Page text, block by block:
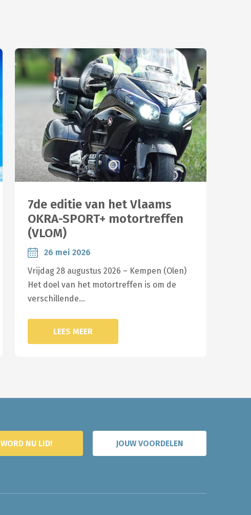
7de editie van het Vlaams
OKRA-SPORT+ motortreffen
(VLOM)
26 mei 2026
Vrijdag 28 augustus 2026 – Kempen (Olen)
Het doel van het motortreffen is om de
verschillende…
LEES MEER
WORD NU LID! JOUW VOORDELEN